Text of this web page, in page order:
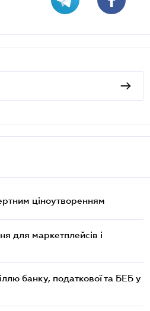
ціноутворенням
для маркетплейсів і
банку, податкової та БЕБ у